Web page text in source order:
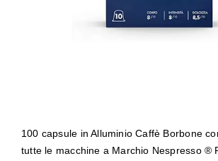
100 capsule in Alluminio Caffè Borbone
tutte le macchine a Marchio Nespresso ®